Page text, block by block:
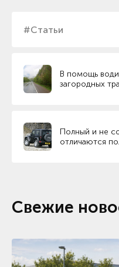
#Статьи
В помощь
загородных
Полный и не
отличаются
Свежие